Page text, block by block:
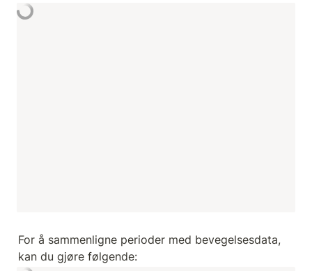
For å sammenligne perioder med bevegelsesdata,
kan du gjøre følgende: